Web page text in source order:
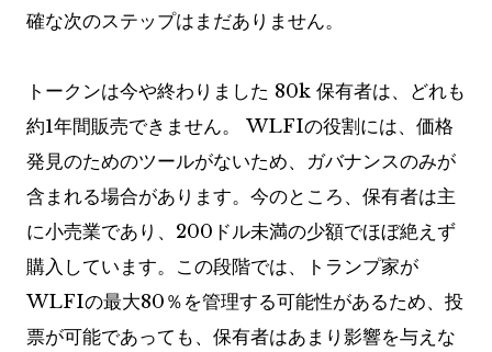
確な次のステップはまだありません。
トークンは今や終わりました 80k 保有者は、どれも
約1年間販売できません。 WLFIの役割には、価格
発見のためのツールがないため、ガバナンスのみが
含まれる場合があります。今のところ、保有者は主
に小売業であり、200ドル未満の少額でほぼ絶えず
購入しています。この段階では、トランプ家が
WLFIの最大80％を管理する可能性があるため、投
票が可能であっても、保有者はあまり影響を与えな